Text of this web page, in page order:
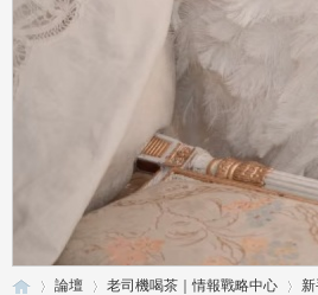
論壇 老司機喝茶｜情報戰略中心